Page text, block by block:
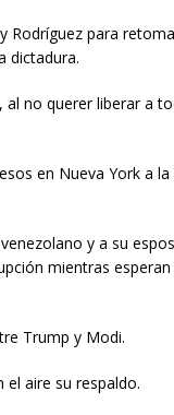
Rodríguez para
dictadura.
no querer liberar a
en Nueva York a la
y a su
mientras esperan
Trump y Modi.
el aire su respaldo.